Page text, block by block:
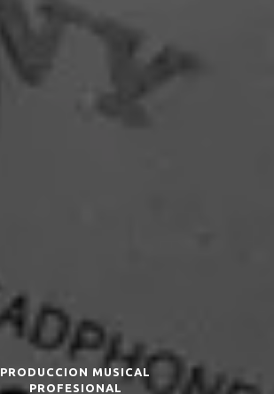
PRODUCCION MUSICAL
PROFESIONAL